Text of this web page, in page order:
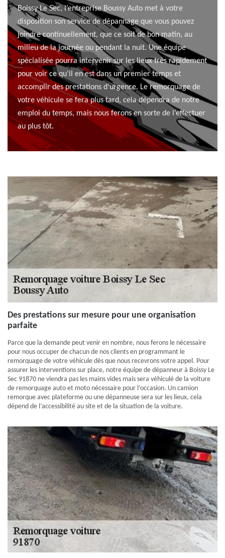
Boissy Le Sec, l’entreprise Boussy Auto met à votre
disposition son service de dépannage que vous pouvez
joindre continuellement, que ce soit de bon matin, au
milieu de la journée ou pendant la nuit. Une équipe
spécialisée pourra intervenir sur les lieux très rapidement
pour voir ce qu’il en est dans un premier temps et
accomplir des prestations d’urgence. Le remorquage de
votre véhicule se fera plus tard, cela dépendra de notre
emploi du temps, mais nous ferons en sorte de l’effectuer
au plus tôt.
Des prestations sur mesure pour une organisation
parfaite
Parce que la demande peut venir en nombre, nous ferons le nécessaire
pour nous occuper de chacun de nos clients en programmant le
remorquage de votre véhicule dès que nous recevrons votre appel. Pour
assurer les interventions sur place, notre équipe de dépanneur à Boissy Le
Sec 91870 ne viendra pas les mains vides mais sera véhiculé de la voiture
de remorquage auto et moto nécessaire pour l’occasion. Un camion
remorque avec plateforme ou une dépanneuse sera sur les lieux, cela
dépend de l’accessibilité au site et de la situation de la voiture.